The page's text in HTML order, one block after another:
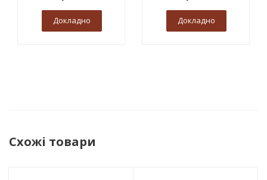
Докладно Докладно
Схожі товари